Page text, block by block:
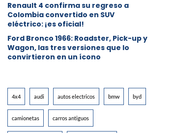
Renault 4 confirma su regreso a
Colombia convertido en SUV
eléctrico: ¡es oficial!
Ford Bronco 1966: Roadster, Pick-up y
Wagon, las tres versiones que lo
convirtieron en un ícono
4x4 audi autos electricos bmw byd
camionetas carros antiguos